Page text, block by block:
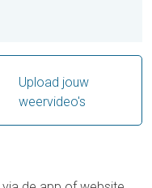
Upload jouw
weervideo's